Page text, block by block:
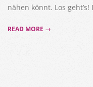
nähen könnt. Los
READ MORE →